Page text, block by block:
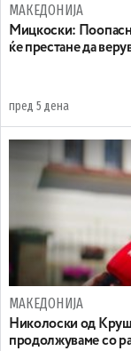
МАКЕДОНИЈА
Мицкоски:
ќе престане да
пред 5 дена
МАКЕДОНИЈА
Николоски од
продолжуваме со